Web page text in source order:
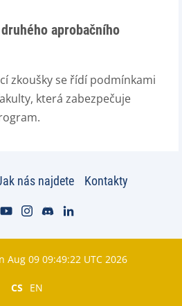
aprobačního
zkoušky se řídí podmínkami
která zabezpečuje
nás najdete Kontakty
Aug 09 09:49:22 UTC 2026
CS EN